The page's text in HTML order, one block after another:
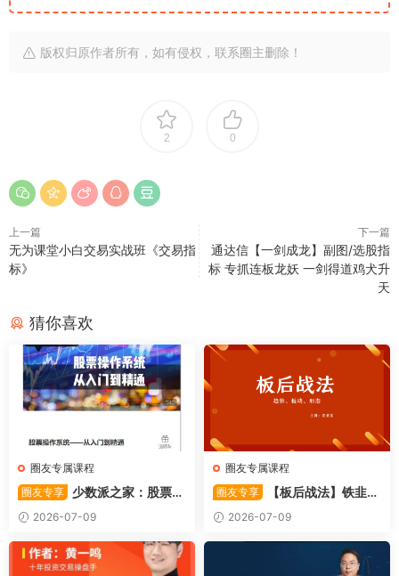
版权归原作者所有，如有侵权，联系圈主删除！
2 0
上一篇
无为课堂小白交易实战班《交易指
标》
下一篇
通达信【一剑成龙】副图/选股指
标 专抓连板龙妖 一剑得道鸡犬升
天
猜你喜欢
圈友专属课程
圈友专享
少数派之家：股票操
作系统—从入门到精通
2026-07-09
圈友专属课程
圈友专享
【板后战法】铁韭菜
板后强势战法
2026-07-09